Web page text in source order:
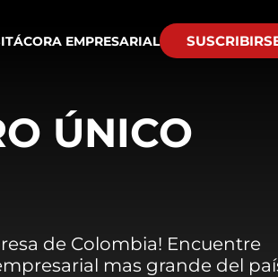
EMPRESARIAL
ÚNICO
de Colombia! Encuentre
mas grande del